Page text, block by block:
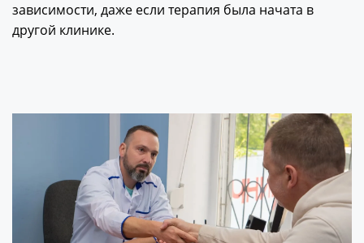
зависимости, даже если терапия была начата в
другой клинике.